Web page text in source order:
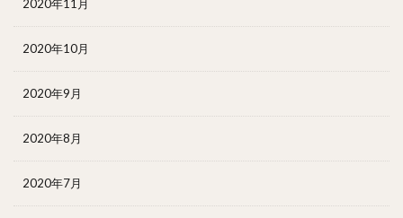
2020年11月
2020年10月
2020年9月
2020年8月
2020年7月